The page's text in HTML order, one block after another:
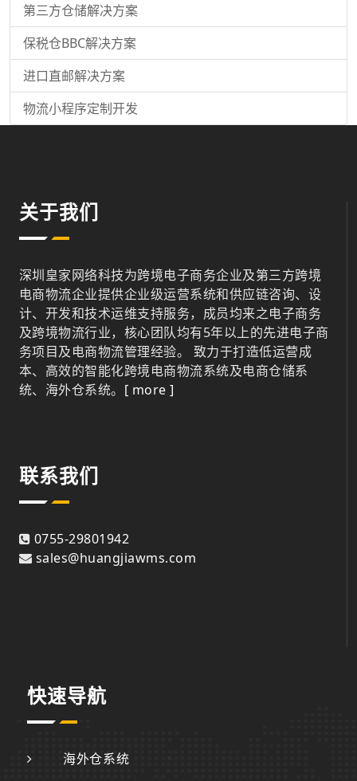
第三方仓储解决方案
保税仓BBC解决方案
进口直邮解决方案
物流小程序定制开发
关于我们
深圳皇家网络科技为跨境电子商务企业及第三方跨境
电商物流企业提供企业级运营系统和供应链咨询、设
计、开发和技术运维支持服务，成员均来之电子商务
及跨境物流行业，核心团队均有5年以上的先进电子商
务项目及电商物流管理经验。 致力于打造低运营成
本、高效的智能化跨境电商物流系统及电商仓储系
统、海外仓系统。 [ more ]
联系我们
0755-29801942
sales@huangjiawms.com
快速导航
海外仓系统